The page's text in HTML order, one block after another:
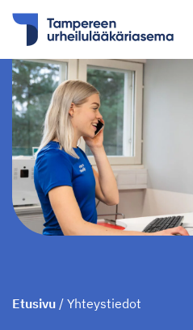
Etusivu / Yhteystiedot